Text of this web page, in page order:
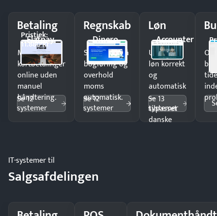
Betaling
Flatpay
Pristjek:
11.880 kr
Modtag
kortbetalinger
online uden
manuel
håndtering.
Se 12
systemer
Regnskab
Dinero
Spar timer på
bogføring og
overhold
moms
automatisk.
Se 12
systemer
Løn
Accounter
Udbetal
løn korrekt
og
automatisk
—
tilpasset
danske
Se 13
systemer
IT-systemer til
Salgsafdelingen